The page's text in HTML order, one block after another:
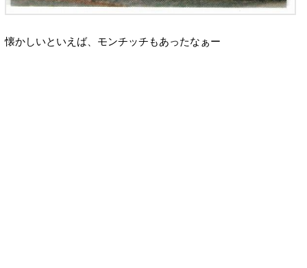
懐かしいといえば、モンチッチもあったなぁー